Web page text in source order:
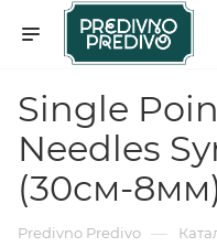
Single
Needles
(30см-
Predivno Predivo —